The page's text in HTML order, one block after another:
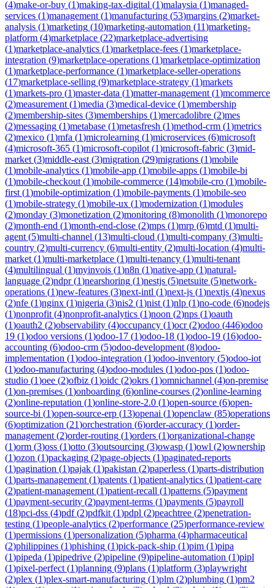
(4)make-or-buy (1)making-tax-digital (1)malaysia (1)managed-
services (1)management (1)manufacturing (53)margins (2)market-
analysis (1)marketing (10)marketing-automation (11)marketing-
platform (4)marketplace (22)marketplace-advertising
(1)marketplace-analytics (1)marketplace-fees (1)marketplace-
integration (9)marketplace-operations (1)marketplace-optimization
(1)marketplace-performance (1)marketplace-seller-operations
(17)marketplace-selling (9)marketplace-strategy (1)markets
(1)markets-pro (1)master-data (1)matter-management (1)mcommerce
(2)measurement (1)media (3)medical-device (1)membership
(2)membership-sites (3)memberships (1)mercadolibre (2)mes
(2)messaging (1)metabase (1)metasfresh (1)method-crm (1)metrics
(2)mexico (1)mfa (1)microlearning (1)microservices (6)microsoft
(4)microsoft-365 (1)microsoft-copilot (1)microsoft-fabric (3)mid-
market (3)middle-east (3)migration (29)migrations (1)mobile
(1)mobile-analytics (1)mobile-app (1)mobile-apps (1)mobile-bi
(1)mobile-checkout (1)mobile-commerce (14)mobile-cro (1)mobile-
first (1)mobile-optimization (1)mobile-payments (1)mobile-seo
(1)mobile-strategy (1)mobile-ux (1)modernization (1)modules
(2)monday (3)monetization (2)monitoring (8)monolith (1)monorepo
(2)month-end (1)month-end-close (2)mps (1)mrp (6)mtd (1)multi-
agent (5)multi-channel (13)multi-cloud (1)multi-company (3)multi-
country (2)multi-currency (6)multi-entity (2)multi-location (4)multi-
market (1)multi-marketplace (1)multi-tenancy (1)multi-tenant
(4)multilingual (1)myinvois (1)n8n (1)native-app (1)natural-
language (2)ndpr(1)nearshoring (1)nestjs (5)netsuite (5)network-
operations (1)new-features (3)next-intl (1)next-js (1)nextjs (4)nexus
(2)nfe (1)nginx (1)nigeria (3)nis2 (1)nist (1)nlp (1)no-code (6)nodejs
(1)nonprofit (4)nonprofit-analytics (1)noon (2)nps (1)oauth
(1)oauth2 (2)observability (4)occupancy (1)ocr(2)odoo (446)odoo
19 (1)odoo versions (1)odoo-17 (1)odoo-18 (1)odoo-19 (16)odoo-
accounting (6)odoo-crm (5)odoo-development (8)odoo-
implementation (1)odoo-integration (1)odoo-inventory (5)odoo-iot
(1)odoo-manufacturing (4)odoo-modules (1)odoo-pos (1)odoo-
studio (1)oee (2)ofbiz (1)oidc (2)okrs (1)omnichannel (4)on-premise
(1)on-premises (1)onboarding (6)online-courses (2)online-learning
(2)online-reputation (1)online-store-2.0 (1)open-source (6)open-
source-bi (1)open-source-erp (13)openai (1)openclaw (85)operations
(6)optimization (21)orchestration (6)order-accuracy (1)order-
management (2)order-routing (1)orders (1)organizational-change
(1)orm (3)oss (1)otto (3)outsourcing (3)owasp (1)owl (2)ownership
(1)ozon (1)packaging (2)page-objects (1)paginated-reports
(1)pagination (1)pajak (1)pakistan (2)paperless (1)parts-distribution
(1)parts-management (1)patents (1)patient-analytics (1)patient-care
(2)patient-management (1)patient-recall (1)patterns (5)payment
(1)payment-security (2)payment-terms (1)payments (5)payroll
(18)pci-dss (4)pdf(2)pdfkit (1)pdpl (2)peachtree (2)penetration-
testing (1)people-analytics (2)performance (25)performance-review
(1)permissions (1)personalization (5)pharma (4)pharmaceutical
(2)philippines (1)phishing (1)pick-pack-ship (1)pim (1)pipa
(1)pipeda (1)pipedrive (2)pipeline (9)pipeline-automation (1)pipl
(1)pixel-perfect (1)planning (9)plans (1)platform (3)playwright
(2)plex (1)plex-smart-manufacturing (1)plm (2)plumbing (1)pm2